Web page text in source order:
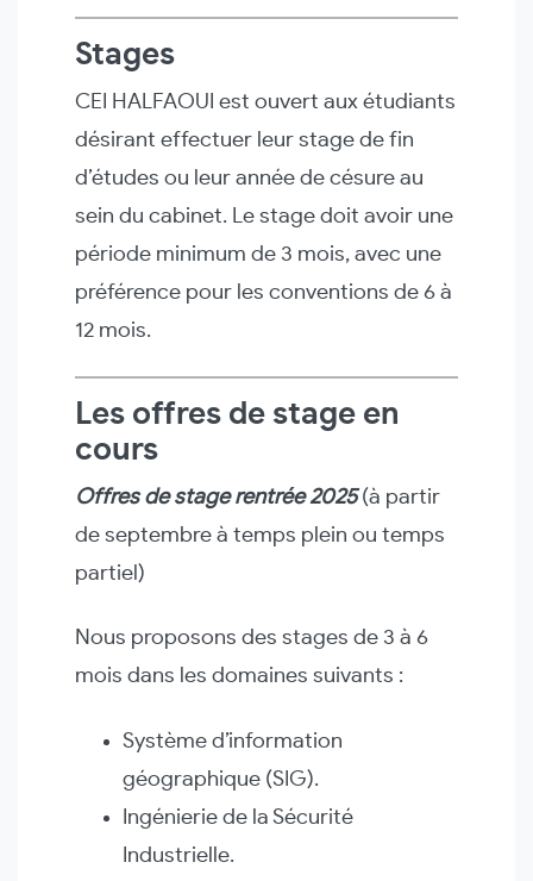
Stages
CEI HALFAOUI est ouvert aux étudiants
désirant effectuer leur stage de fin
d’études ou leur année de césure au
sein du cabinet. Le stage doit avoir une
période minimum de 3 mois, avec une
préférence pour les conventions de 6 à
12 mois.
Les offres de stage en
cours
Offres de stage rentrée 2025(à partir
de septembre à temps plein ou temps
partiel)
Nous proposons des stages de 3 à 6
mois dans les domaines suivants :
Système d’information
géographique (SIG).
Ingénierie de la Sécurité
Industrielle.